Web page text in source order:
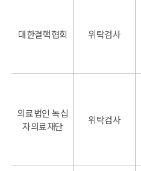
대한결핵협회 위탁검사
의료법인 녹십
자의료재단
위탁검사